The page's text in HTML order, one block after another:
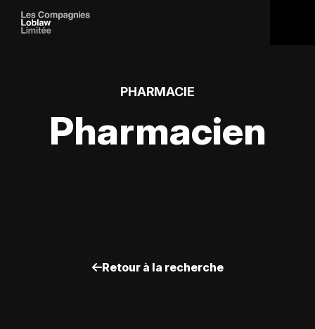
PHARMACIE
Pharmacien
Retour à la recherche